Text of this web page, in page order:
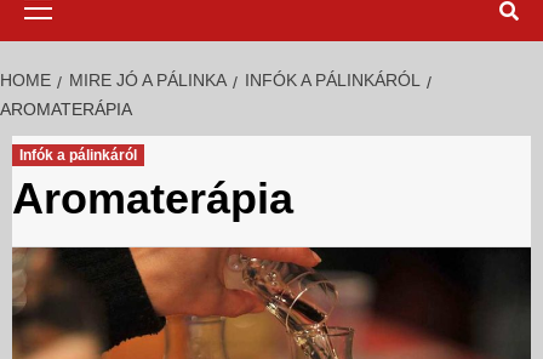
HOME MIRE JÓ A PÁLINKA
INFÓK A PÁLINKÁRÓL
AROMATERÁPIA
Infók a pálinkáról
Aromaterápia